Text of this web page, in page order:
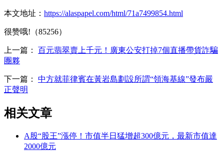
本文地址： https://alaspapel.com/html/71a7499854.html
很赞哦!（85256）
上一篇： 百元翡翠賣上千元！廣東公安打掉7個直播帶貨詐騙
團夥
下一篇： 中方就菲律賓在黃岩島劃設所謂“領海基線”發布嚴
正聲明
相关文章
A股“股王”漲停！市值半日猛增超300億元，最新市值達
2000億元